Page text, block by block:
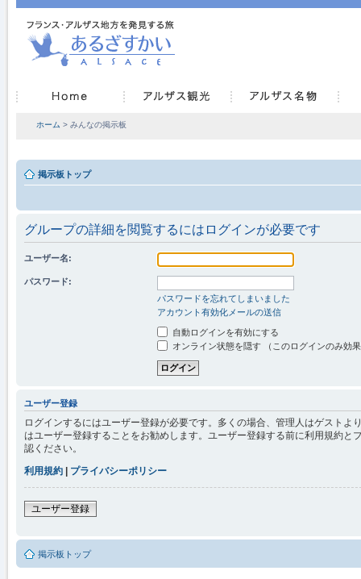
ホーム > みんなの掲示板
掲示板トップ
グループの詳細を閲覧するにはログインが必要です
ユーザー名:
パスワード:
パスワードを忘れてしまいました
アカウント有効化メールの送信
自動ログインを有効にする
オンライン状態を隠す （このログインのみ効
ユーザー登録
ログインするにはユーザー登録が必要です。多くの場合、管理人はゲスト
はユーザー登録することをお勧めします。ユーザー登録する前に利用規約
認ください。
利用規約 | プライバシーポリシー
ユーザー登録
掲示板トップ